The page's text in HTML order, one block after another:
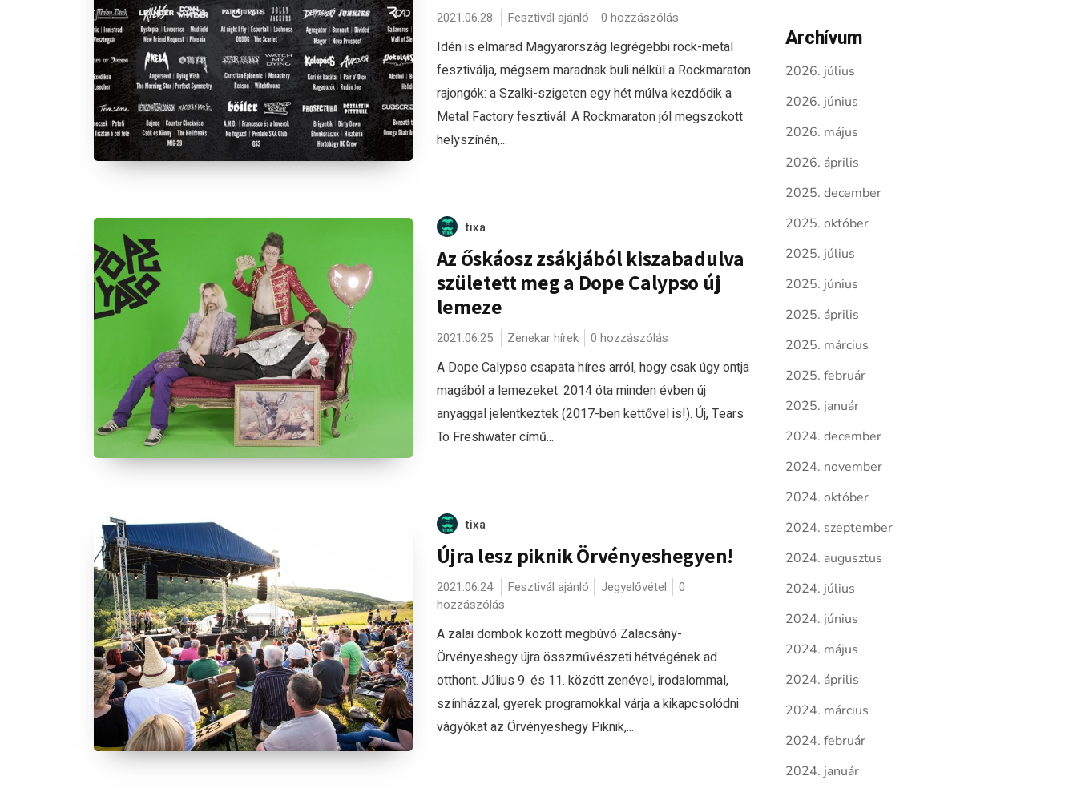
2021.06.28. Fesztivál ajánló 0 hozzászólás
Idén is elmarad Magyarország legrégebbi rock-metal
fesztiválja, mégsem maradnak buli nélkül a Rockmaraton
rajongók: a Szalki-szigeten egy hét múlva kezdődik a
Metal Factory fesztivál. A Rockmaraton jól megszokott
helyszínén,...
tixa
Az őskáosz zsákjából kiszabadulva
született meg a Dope Calypso új
lemeze
2021.06.25. Zenekar hírek 0 hozzászólás
A Dope Calypso csapata híres arról, hogy csak úgy ontja
magából a lemezeket. 2014 óta minden évben új
anyaggal jelentkeztek (2017-ben kettővel is!). Új, Tears
To Freshwater című...
tixa
Újra lesz piknik Örvényeshegyen!
2021.06.24. Fesztivál ajánló Jegyelővétel
0
hozzászólás
A zalai dombok között megbúvó Zalacsány-
Örvényeshegy újra összművészeti hétvégének ad
otthont. Július 9. és 11. között zenével, irodalommal,
színházzal, gyerek programokkal várja a kikapcsolódni
vágyókat az Örvényeshegy Piknik,...
Archívum
2026. július
2026. június
2026. május
2026. április
2025. december
2025. október
2025. július
2025. június
2025. április
2025. március
2025. február
2025. január
2024. december
2024. november
2024. október
2024. szeptember
2024. augusztus
2024. július
2024. június
2024. május
2024. április
2024. március
2024. február
2024. január